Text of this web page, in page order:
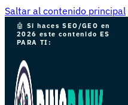
Saltar al contenido principal
🤖 Si haces SEO/GEO en
2026 este contenido ES
PARA TI: